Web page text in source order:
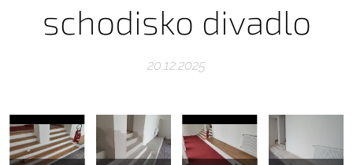
schodisko divadlo
20.12.2025